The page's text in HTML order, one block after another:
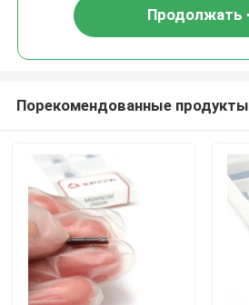
Продолжать
Порекомендованные продукты